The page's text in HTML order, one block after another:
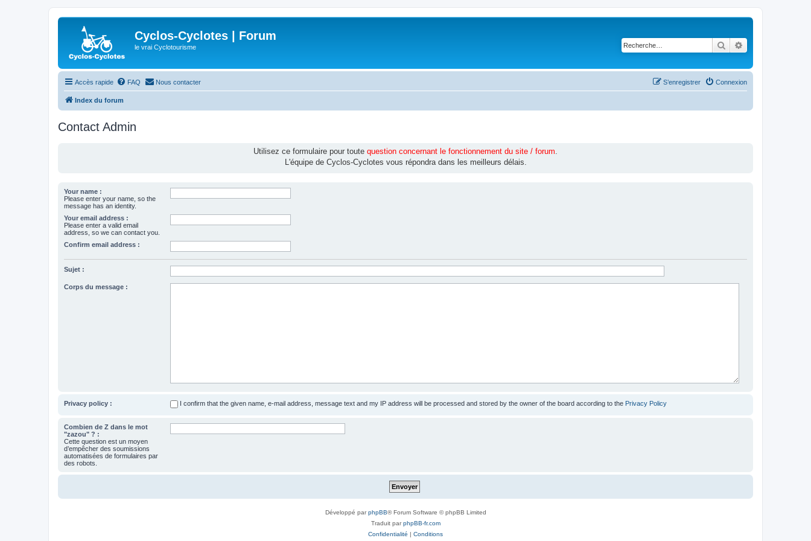
Cyclos-Cyclotes | Forum
le vrai Cyclotourisme Rechercher
Accès rapide FAQ Nous contacter Connexion
S’enregistrer
Index du forum
Contact Admin
Utilisez ce formulaire pour toute question concernant le fonctionnement du site / forum.
L'équipe de Cyclos-Cyclotes vous répondra dans les meilleurs délais.
Your name :
Please enter your name, so the
message has an identity.
Your email address :
Please enter a valid email
address, so we can contact you.
Confirm email address :
Sujet :
Corps du message :
Privacy policy : I confirm that the given name, e-mail address, message text and my IP address will be processed and stored by the owner of the board according to the Privacy Policy
Combien de Z dans le mot
"zazou" ? :
Cette question est un moyen
d’empêcher des soumissions
automatisées de formulaires par
des robots.
Développé parphpBB® Forum Software © phpBB Limited
Traduit parphpBB-fr.com
Confidentialité | Conditions